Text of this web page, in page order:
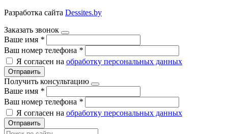
Разработка сайта Dessites.by
Заказать звонок
Ваше имя *
Ваш номер телефона *
Я согласен на обработку персональных данных
Отправить
Получить консультацию
Ваше имя *
Ваш номер телефона *
Я согласен на обработку персональных данных
Отправить